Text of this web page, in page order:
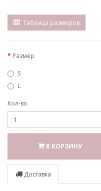
Таблица размеров
Размер
S
L
Кол-во
В КОРЗИНУ
Доставка